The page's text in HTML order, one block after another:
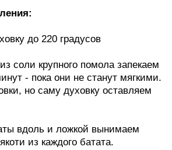
до 220 градусов
соли крупного помола запекаем
- пока они не станут мягкими.
но саму духовку оставляем
вдоль и ложкой вынимаем
из каждого батата.